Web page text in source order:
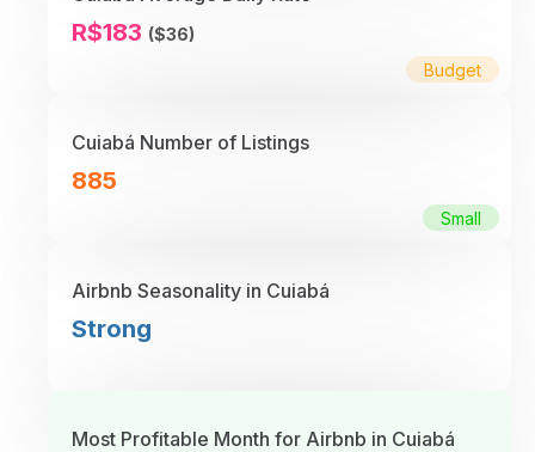
R$183 ($36)
Budget
Cuiabá Number of Listings
885
Small
Airbnb Seasonality in Cuiabá
Strong
Most Profitable Month for Airbnb in Cuiabá